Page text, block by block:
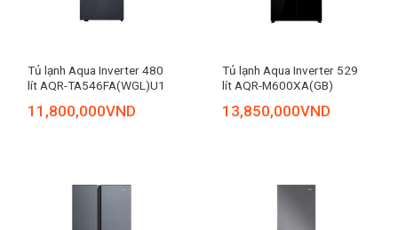
Tủ lạnh Aqua Inverter 480
lít AQR-TA546FA(WGL)U1
11,800,000VND
Tủ lạnh Aqua Inverter 529
lít AQR-M600XA(GB)
13,850,000VND